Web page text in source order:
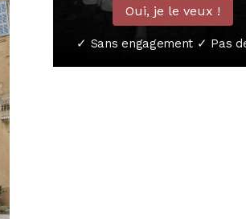
Oui, je le veux !
✓ Sans engagement ✓ Pas